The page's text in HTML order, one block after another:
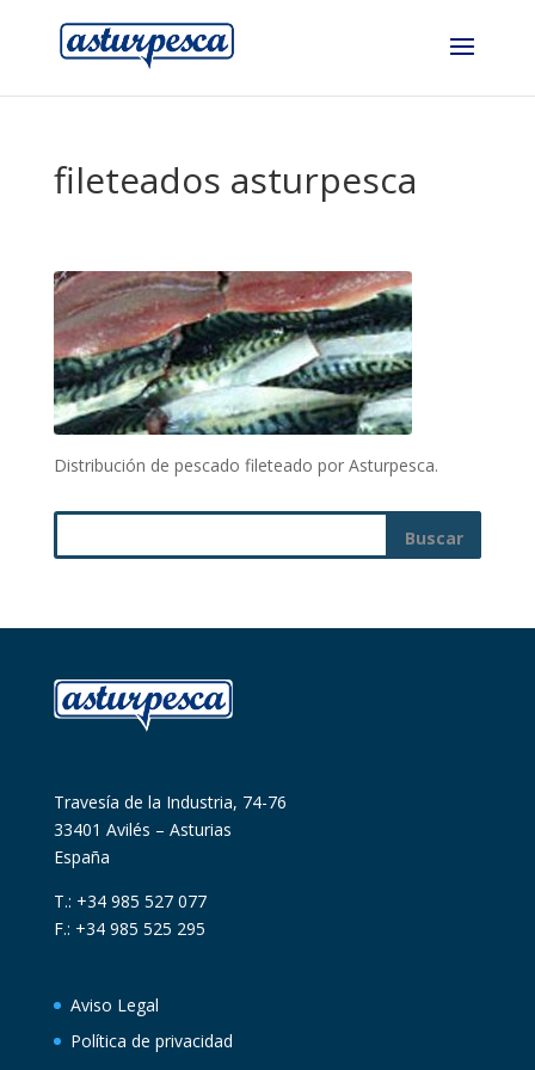
fileteados asturpesca
Distribución de pescado fileteado por Asturpesca.
Travesía de la Industria, 74-76
33401 Avilés – Asturias
España
T.: +34 985 527 077
F.: +34 985 525 295
Aviso Legal
Política de privacidad